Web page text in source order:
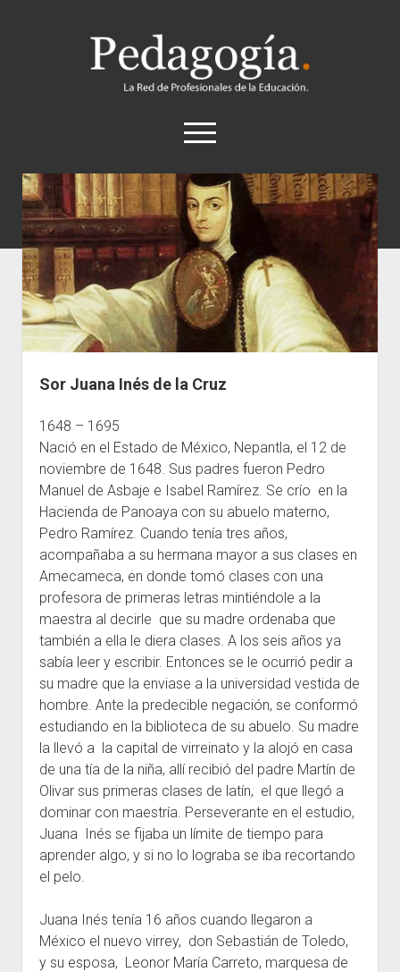
Pedagogía
abrir
el
twitter
Historia
Concepto
Entrevistas
Destacados
Biografías
Contacto
Sor Juana Inés de la Cruz
1648 – 1695
Nació en el Estado de México, Nepantla, el 12 de
noviembre de 1648. Sus padres fueron Pedro
Manuel de Asbaje e Isabel Ramírez. Se crío en la
Hacienda de Panoaya con su abuelo materno,
Pedro Ramírez. Cuando tenía tres años,
acompañaba a su hermana mayor a sus clases en
Amecameca, en donde tomó clases con una
profesora de primeras letras mintiéndole a la
maestra al decirle que su madre ordenaba que
también a ella le diera clases. A los seis años ya
sabía leer y escribir. Entonces se le ocurrió pedir a
su madre que la enviase a la universidad vestida de
hombre. Ante la predecible negación, se conformó
estudiando en la biblioteca de su abuelo. Su madre
la llevó a la capital de virreinato y la alojó en casa
de una tía de la niña, allí recibió del padre Martín de
Olivar sus primeras clases de latín, el que llegó a
dominar con maestría. Perseverante en el estudio,
Juana Inés se fijaba un límite de tiempo para
aprender algo, y si no lo lograba se iba recortando
el pelo.
Juana Inés tenía 16 años cuando llegaron a
México el nuevo virrey, don Sebastián de Toledo,
y su esposa, Leonor María Carreto, marquesa de